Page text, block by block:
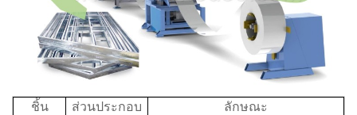
ชิ้น ส่วนประกอบ ลักษณะ